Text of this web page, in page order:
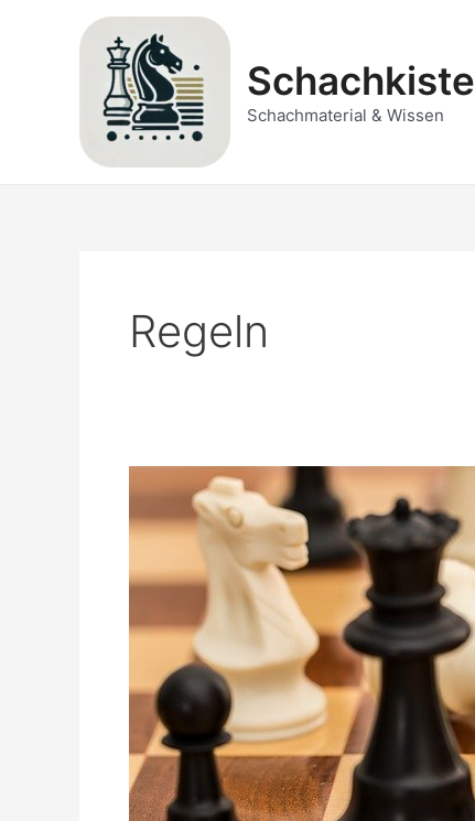
Schachkiste
Schachmaterial & Wissen
Regeln